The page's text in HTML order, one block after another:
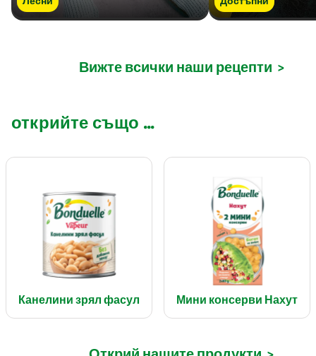
Вижте всички наши рецепти >
открийте също ...
Канелини зрял фасул Мини консерви Нахут